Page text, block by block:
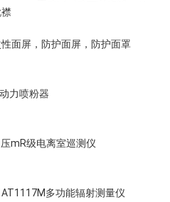
面屏，防护面屏，防护面罩
力喷粉器
mR级电离室巡测仪
多功能辐射测量仪